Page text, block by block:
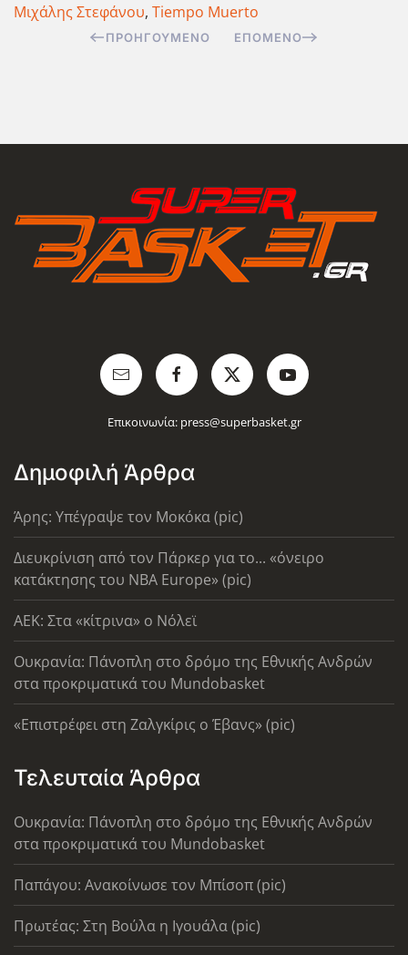
Μιχάλης Στεφάνου, Tiempo Muerto
ΠΡΟΗΓΟΎΜΕΝΟ ΕΠΌΜΕΝΟ
Επικοινωνία: press@superbasket.gr
Δημοφιλή Άρθρα
Άρης: Υπέγραψε τον Μοκόκα (pic)
Διευκρίνιση από τον Πάρκερ για το... «όνειρο
κατάκτησης του ΝΒΑ Europe» (pic)
AEK: Στα «κίτρινα» ο Νόλεϊ
Ουκρανία: Πάνοπλη στο δρόμο της Εθνικής Ανδρών
στα προκριματικά του Mundobasket
«Επιστρέφει στη Ζαλγκίρις ο Έβανς» (pic)
Τελευταία Άρθρα
Ουκρανία: Πάνοπλη στο δρόμο της Εθνικής Ανδρών
στα προκριματικά του Mundobasket
Παπάγου: Ανακοίνωσε τον Μπίσοπ (pic)
Πρωτέας: Στη Βούλα η Ιγουάλα (pic)